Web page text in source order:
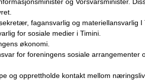
fagansvarlig og materiellansvarlig I
for sosiale medier i Timini.​
økonomi.
for foreningens sosiale arrangementer
og opprettholde kontakt mellom